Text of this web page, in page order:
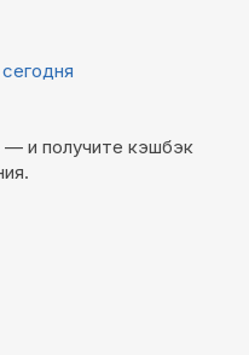
— и получите кэшбэк